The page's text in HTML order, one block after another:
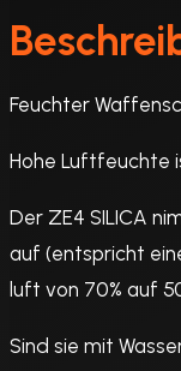
Feuchter
Hohe Luftfeuchte
Der ZE4 SILICA
auf (entspricht
luft von 70% auf
Sind sie mit